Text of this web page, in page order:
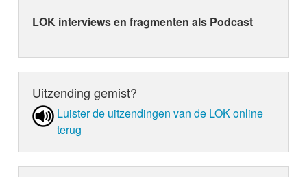
LOK interviews en fragmenten als Podcast
Uitzending gemist?
Luister de uit­zen­din­gen van de LOK online
terug